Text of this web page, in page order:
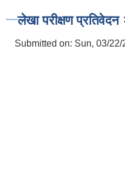
लेखा परीक्षण
Submitted on: Sun, 03/22/